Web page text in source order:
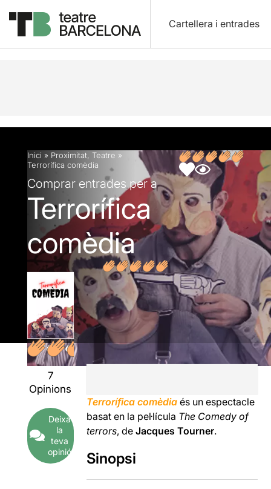
Cartellera i entrades
Descripció Fitxa artística Opinions
Inici » Proximitat, Teatre »
Terrorífica comèdia
Comprar entrades per a
Terrorífica
comèdia
7
Opinions
Deixa
la
teva
opinió
Terrorífica comèdia és un espectacle
basat en la pel·lícula The Comedy of
terrors, deJacques Tourner.
Sinopsi